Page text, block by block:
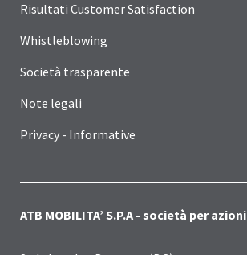
Risultati Customer Satisfaction
Whistleblowing
Società trasparente
Note legali
Privacy - Informative
ATB MOBILITA’ S.P.A - società per azioni